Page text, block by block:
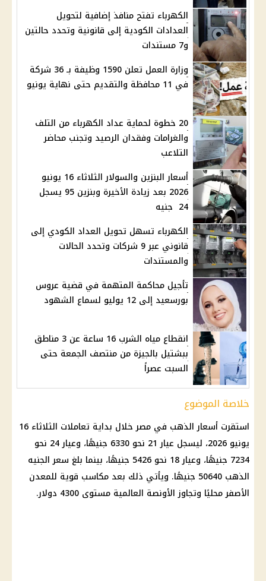
الكهرباء تفتح منافذ إضافية لتحويل
العدادات الكودية إلى قانونية وتحدد حالتين
و7 مستندات
وزارة العمل تعلن 1590 وظيفة بـ 36 شركة
في 11 محافظة والتقديم حتى نهاية يونيو
20 خطوة لحماية عداد الكهرباء من التلف
والغرامات وفقدان الرصيد وتجنب محاضر
التلاعب
أسعار البنزين والسولار الثلاثاء 16 يونيو
2026 بعد زيادة الأخيرة وبنزين 95 يسجل
24 جنيه
الكهرباء تسهل تحويل العداد الكودي إلى
قانوني عبر 9 شركات وتحدد الحالات
والمستندات
تأجيل محاكمة المتهمة في قضية عروس
بورسعيد إلى 12 يوليو لسماع الشهود
انقطاع مياه الشرب 16 ساعة عن 3 مناطق
ببشتيل بالجيزة من منتصف الجمعة حتى
السبت عصراً
خلاصة الموضوع
استقرت أسعار الذهب في مصر خلال بداية تعاملات الثلاثاء 16
يونيو 2026، ليسجل عيار 21 نحو 6330 جنيهًا، وعيار 24 نحو
7234 جنيهًا، وعيار 18 نحو 5426 جنيهًا، بينما بلغ سعر الجنيه
الذهب 50640 جنيهًا. ويأتي ذلك بعد مكاسب قوية للمعدن
الأصفر محليًا وتجاوز الأونصة العالمية مستوى 4300 دولار.